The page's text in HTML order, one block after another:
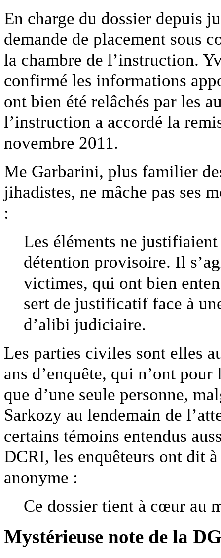
En charge du dossier depuis
demande de placement sous
la chambre de l’instruction.
confirmé les informations
ont bien été relâchés par les
l’instruction a accordé la
novembre 2011.
Me Garbarini, plus familier
jihadistes, ne mâche pas ses
:
Les éléments ne
détention provisoire. Il
victimes, qui ont bien
sert de justificatif face à
d’alibi judiciaire.
Les parties civiles sont elles
ans d’enquête, qui n’ont
que d’une seule personne,
Sarkozy au lendemain de
certains témoins entendus
DCRI, les enquêteurs ont dit
anonyme :
Ce dossier tient à cœur au
Mystérieuse note de la